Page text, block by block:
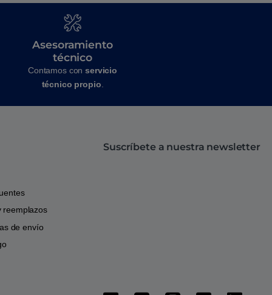
Asesoramiento
técnico
Contamos conservicio
técnico propio
reemplazos
de envío
Suscríbete a nuestra newsletter